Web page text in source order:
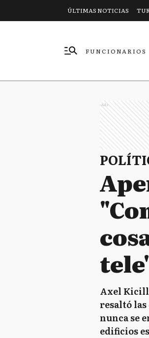
ÚLTIMAS NOTICIAS
FUNCIONARIOS
Ads
Axel
resaltó las
nunca se
edificios